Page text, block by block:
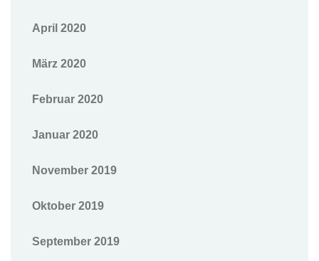
April 2020
März 2020
Februar 2020
Januar 2020
November 2019
Oktober 2019
September 2019